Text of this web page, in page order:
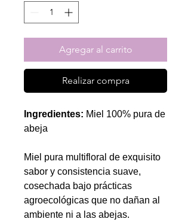
Agregar al carrito
Realizar compra
Ingredientes: Miel 100% pura de
abeja
Miel pura multifloral de exquisito
sabor y consistencia suave,
cosechada bajo prácticas
agroecológicas que no dañan al
ambiente ni a las abejas.